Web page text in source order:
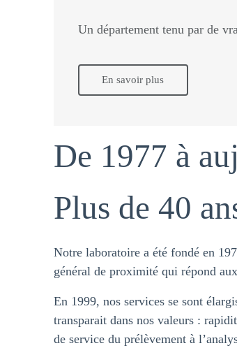
Un département tenu par de
En savoir plus
De 1977 à
Plus de 40
Notre laboratoire a été fondé en
général de proximité qui répond
En 1999, nos services se sont
transparait dans nos valeurs :
de service du prélèvement à